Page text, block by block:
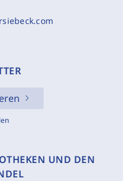
UND DEN